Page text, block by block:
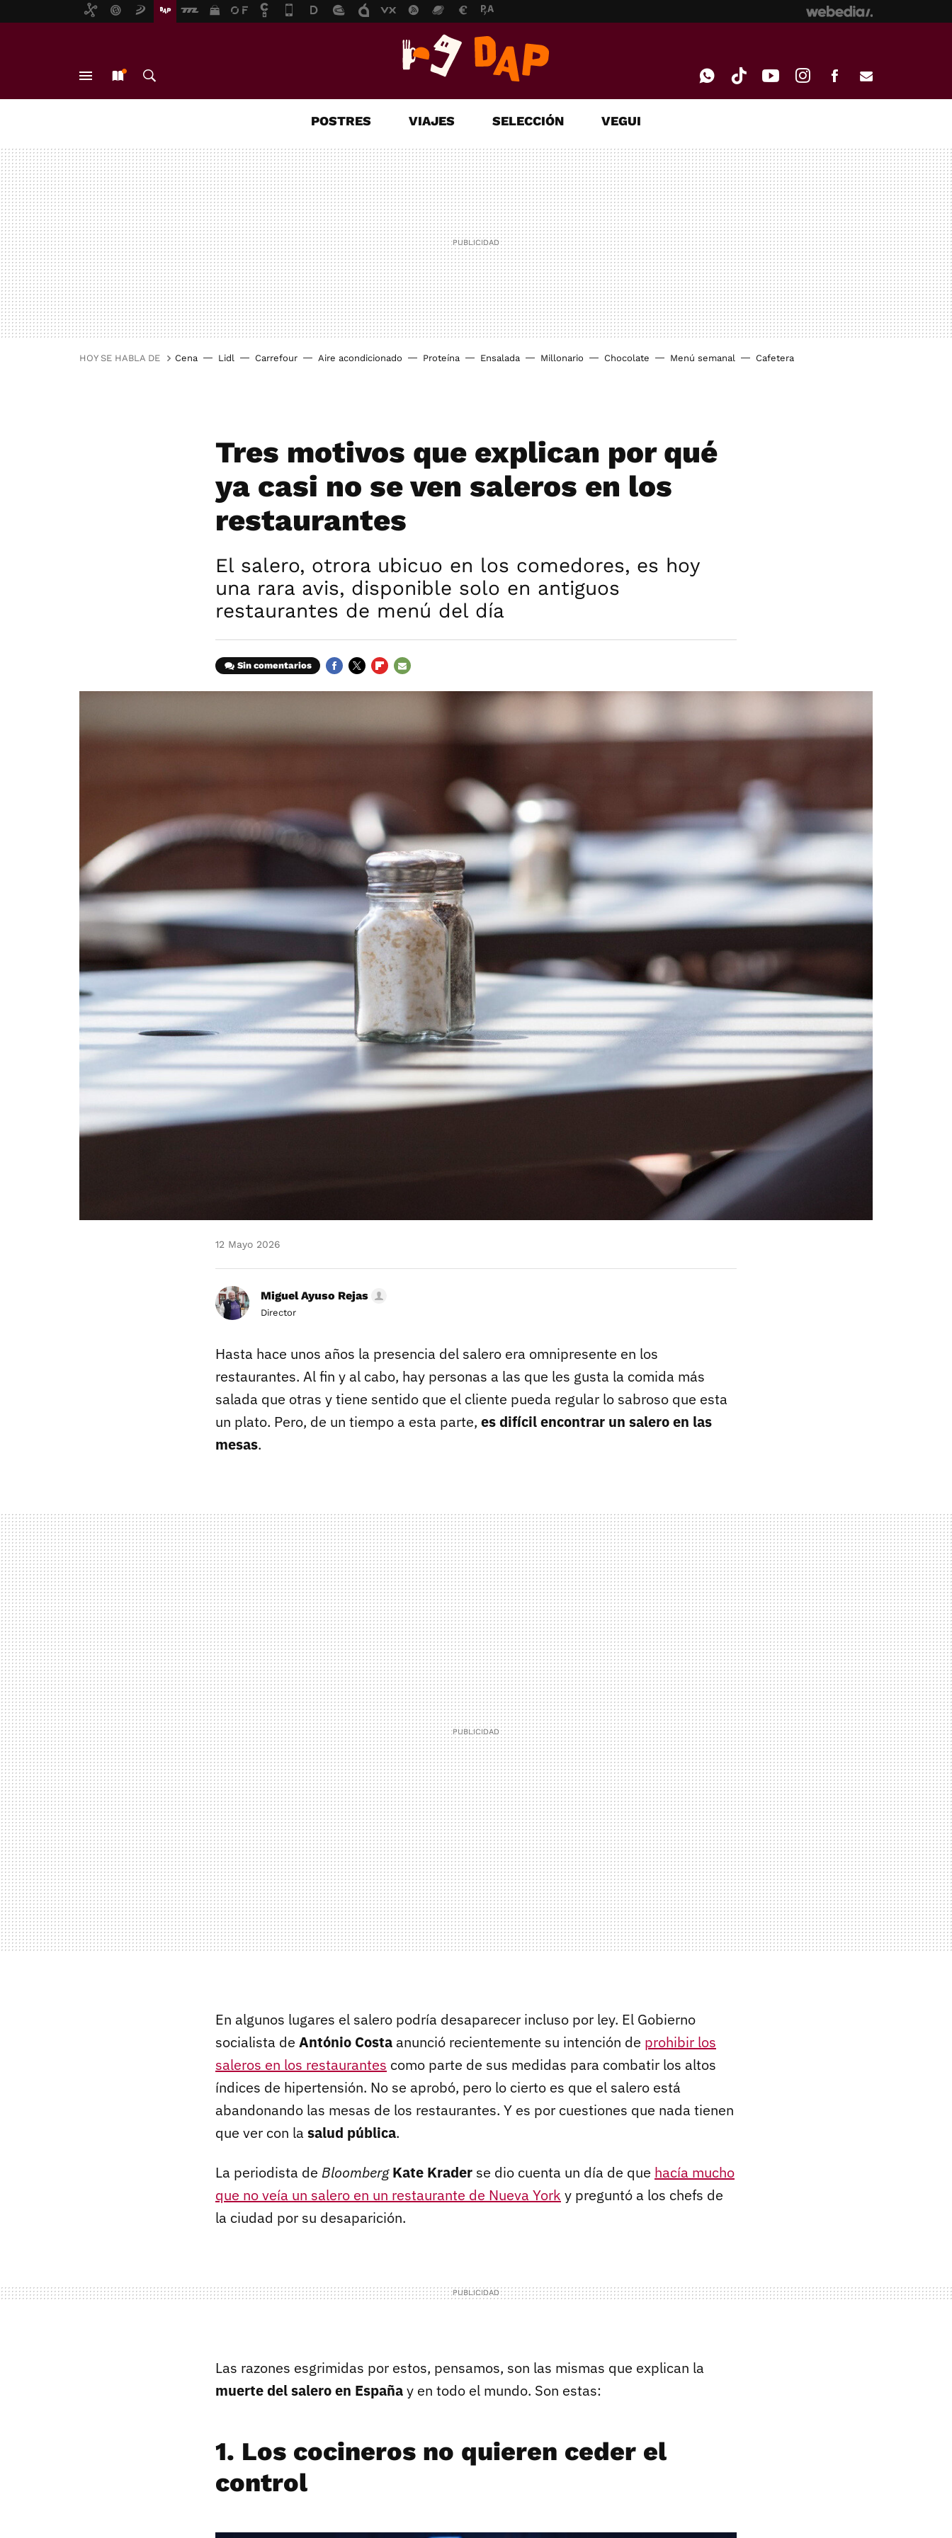
MAIL
POSTRES VIAJES SELECCIÓN VEGUI
HOY SE HABLA DE Cena Lidl Carrefour Aire acondicionado Proteína Ensalada Millonario Chocolate Menú semanal Cafetera
Tres motivos que explican por qué
ya casi no se ven saleros en los
restaurantes
El salero, otrora ubicuo en los comedores, es hoy
una rara avis, disponible solo en antiguos
restaurantes de menú del día
Sin comentarios
12 Mayo 2026
Miguel Ayuso Rejas
Director
Hasta hace unos años la presencia del salero era omnipresente en los
restaurantes. Al fin y al cabo, hay personas a las que les gusta la comida más
salada que otras y tiene sentido que el cliente pueda regular lo sabroso que esta
un plato. Pero, de un tiempo a esta parte, es difícil encontrar un salero en las
mesas.
En algunos lugares el salero podría desaparecer incluso por ley. El Gobierno
socialista de António Costa anunció recientemente su intención de prohibir los
saleros en los restaurantes como parte de sus medidas para combatir los altos
índices de hipertensión. No se aprobó, pero lo cierto es que el salero está
abandonando las mesas de los restaurantes. Y es por cuestiones que nada tienen
que ver con la salud pública.
La periodista de Bloomberg Kate Krader se dio cuenta un día de que hacía mucho
que no veía un salero en un restaurante de Nueva York y preguntó a los chefs de
la ciudad por su desaparición.
Las razones esgrimidas por estos, pensamos, son las mismas que explican la
muerte del salero en Españay en todo el mundo. Son estas:
1. Los cocineros no quieren ceder el
control